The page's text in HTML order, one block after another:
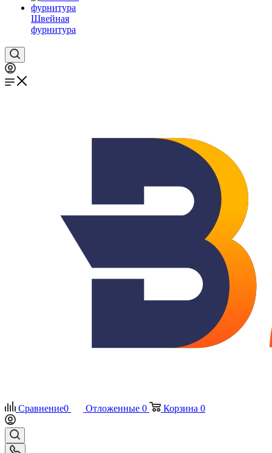
Швейная
фурнитура
Сравнение0 Отложенные 0 Корзина 0